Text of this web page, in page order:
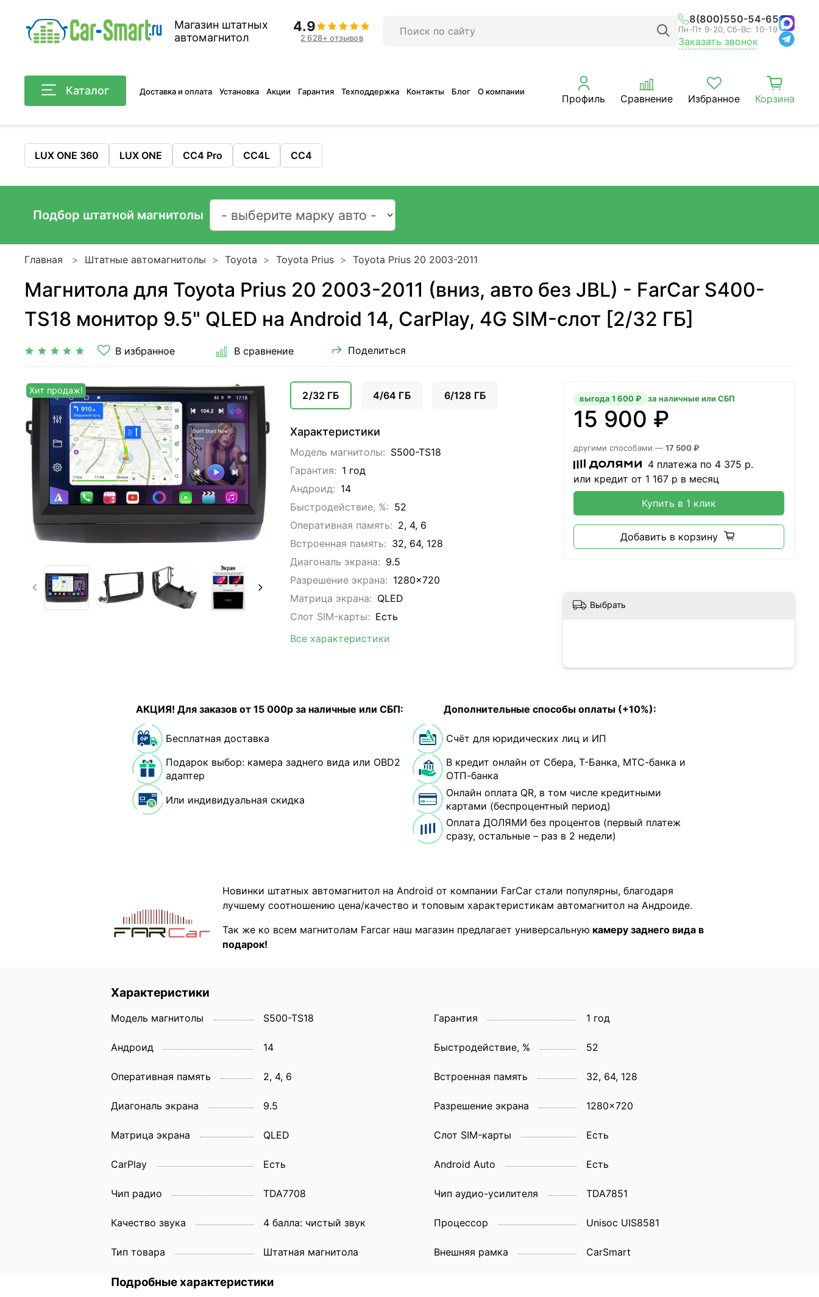
Магазин штатных
автомагнитол
4.9
2 628+ отзывов
8(800)550-54-65
Пн-Пт 9-20, Сб-Вс: 10-19
Заказать звонок
Каталог Доставка и оплата Установка Акции Гарантия Техподдержка Контакты Блог О компании
Профиль Сравнение Избранное Корзина
LUX ONE 360 LUX ONE CC4 Pro CC4L CC4
Подбор штатной магнитолы
Главная Штатные автомагнитолы Toyota Toyota Prius Toyota Prius 20 2003-2011
Магнитола для Toyota Prius 20 2003-2011 (вниз, авто без JBL) - FarCar S400-
TS18 монитор 9.5" QLED на Android 14, CarPlay, 4G SIM-слот [2/32 ГБ]
В избранное В сравнение Поделиться
Хит продаж! 2/32 ГБ 4/64 ГБ 6/128 ГБ
Характеристики
Модель магнитолы: S500-TS18
Гарантия: 1 год
Андроид: 14
Быстродействие, %: 52
Оперативная память: 2, 4, 6
Встроенная память: 32, 64, 128
Диагональ экрана: 9.5
Разрешение экрана: 1280x720
Матрица экрана: QLED
Слот SIM-карты: Eсть
Все характеристики
15 900 ₽
выгода 1 600 ₽ за наличные или СБП
другими способами — 17 500 ₽
4 платежа по 4 375 р.
или кредит от 1 167 р в месяц
Купить в 1 клик
Добавить в корзину
Выбрать
АКЦИЯ! Для заказов от 15 000р за наличные или СБП:
Бесплатная доставка
Подарок выбор: камера заднего вида или OBD2
адаптер
Или индивидуальная скидка
Дополнительные способы оплаты (+10%):
Счёт для юридических лиц и ИП
В кредит онлайн от Сбера, Т-Банка, МТС-банка и
ОТП-банка
Онлайн оплата QR, в том числе кредитными
картами (беспроцентный период)
Оплата ДОЛЯМИ без процентов (первый платеж
сразу, остальные – раз в 2 недели)
Новинки штатных автомагнитол на Android от компании FarCar стали популярны, благодаря
лучшему соотношению цена/качество и топовым характеристикам автомагнитол на Андроиде.
Так же ко всем магнитолам Farcar наш магазин предлагает универсальную камеру заднего вида в
подарок!
Характеристики
Модель магнитолы S500-TS18 Гарантия 1 год
Андроид 14 Быстродействие, % 52
Оперативная память 2, 4, 6 Встроенная память 32, 64, 128
Диагональ экрана 9.5 Разрешение экрана 1280x720
Матрица экрана QLED Слот SIM-карты Eсть
CarPlay Есть Android Auto Есть
Чип радио TDA7708 Чип аудио-усилителя TDA7851
Качество звука 4 балла: чистый звук Процессор Unisoc UIS8581
Тип товара Штатная магнитола Внешняя рамка CarSmart
Подробные характеристики